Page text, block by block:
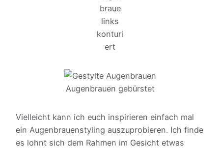
braue
links
konturi
ert
Augenbrauen gebürstet
Vielleicht kann ich euch inspirieren einfach mal
ein Augenbrauenstyling auszuprobieren. Ich finde
es lohnt sich dem Rahmen im Gesicht etwas